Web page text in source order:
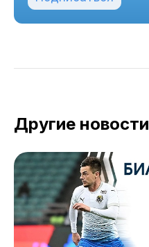
Другие новости